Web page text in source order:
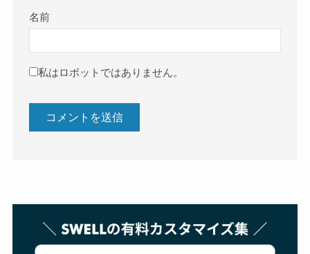
名前
私はロボットではありません。